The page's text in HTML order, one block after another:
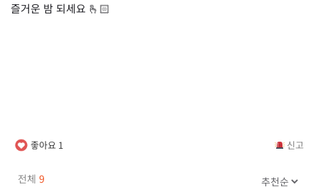
즐거운 밤 되세요 🫰🏻
좋아요 1 신고
전체 9